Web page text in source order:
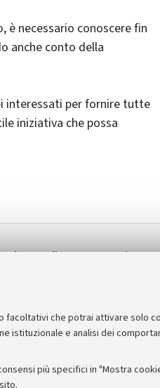
che potrai attivare solo
istituzionale e analisi dei
più specifici in "Mostra
è necessario conoscere fin
anche conto della
interessati per fornire tutte
iniziativa che possa
grandi programmi